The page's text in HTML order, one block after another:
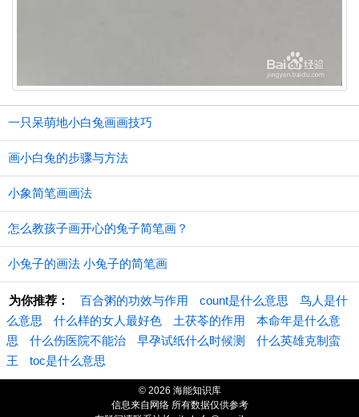
一只呆萌地小白兔画画技巧
画小白兔的步骤与方法
小象简笔画画法
怎么教孩子画开心的兔子简笔画？
小兔子的画法 小兔子的简笔画
为你推荐： 百合粥的功效与作用 count是什么意思
鸟人是什
么意思
什么样的女人最好色 土茯苓的作用
本命年是什么意
思
什么伤医院不能治 早孕试纸什么时候测
什么英雄克制蛮
王
toc是什么意思
© 2026 海能知识库
信息来自网络 所有数据仅供参考